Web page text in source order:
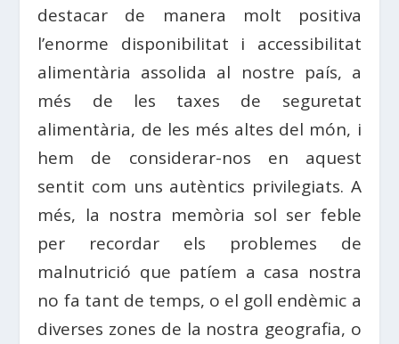
destacar de manera molt positiva
l’enorme disponibilitat i accessibilitat
alimentària assolida al nostre país, a
més de les taxes de seguretat
alimentària, de les més altes del món, i
hem de considerar-nos en aquest
sentit com uns autèntics privilegiats. A
més, la nostra memòria sol ser feble
per recordar els problemes de
malnutrició que patíem a casa nostra
no fa tant de temps, o el goll endèmic a
diverses zones de la nostra geografia, o